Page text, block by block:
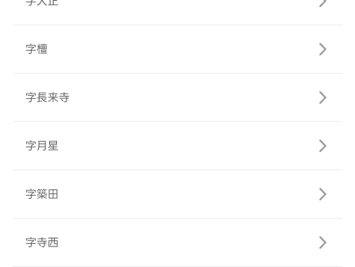
字檀
字長来寺
字月星
字築田
字寺西